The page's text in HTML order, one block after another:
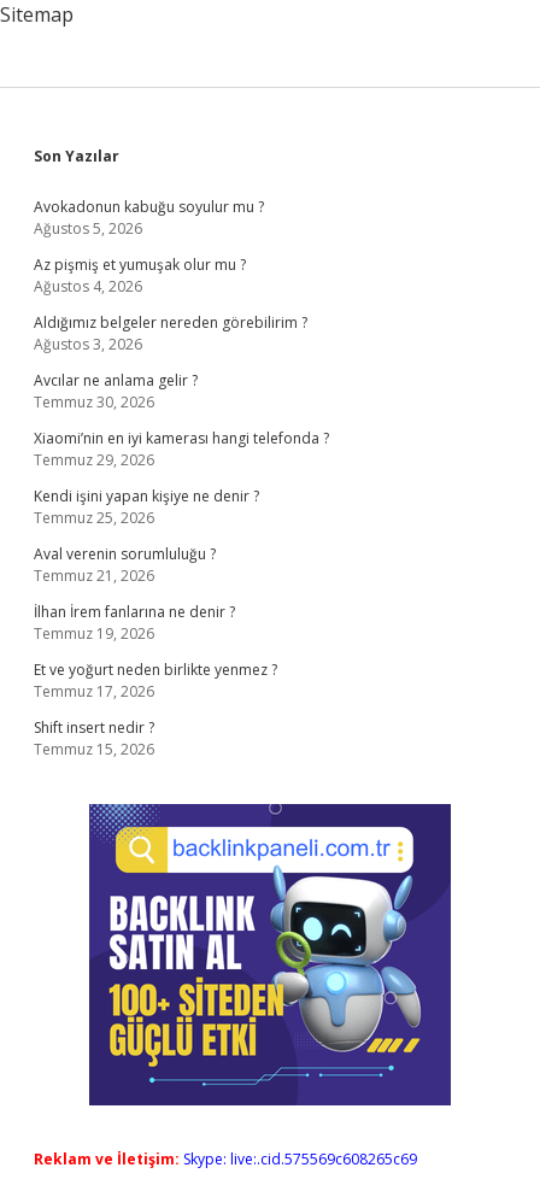
Sitemap
Sidebar
Son Yazılar
Avokadonun kabuğu soyulur mu ?
Ağustos 5, 2026
Az pişmiş et yumuşak olur mu ?
Ağustos 4, 2026
Aldığımız belgeler nereden görebilirim ?
Ağustos 3, 2026
Avcılar ne anlama gelir ?
Temmuz 30, 2026
Xiaomi’nin en iyi kamerası hangi telefonda ?
Temmuz 29, 2026
Kendi işini yapan kişiye ne denir ?
Temmuz 25, 2026
Aval verenin sorumluluğu ?
Temmuz 21, 2026
İlhan İrem fanlarına ne denir ?
Temmuz 19, 2026
Et ve yoğurt neden birlikte yenmez ?
Temmuz 17, 2026
Shift insert nedir ?
Temmuz 15, 2026
Reklam ve İletişim: Skype: live:.cid.575569c608265c69